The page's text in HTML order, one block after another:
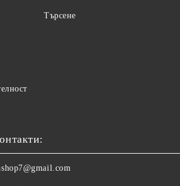
Търсене